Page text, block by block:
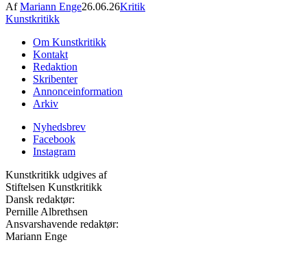
AfMariann Enge26.06.26Kritik
Kunstkritikk
Om Kunstkritikk
Kontakt
Redaktion
Skribenter
Annonceinformation
Arkiv
Nyhedsbrev
Facebook
Instagram
Kunstkritikk udgives af
Stiftelsen Kunstkritikk
Dansk redaktør:
Pernille Albrethsen
Ansvarshavende redaktør:
Mariann Enge